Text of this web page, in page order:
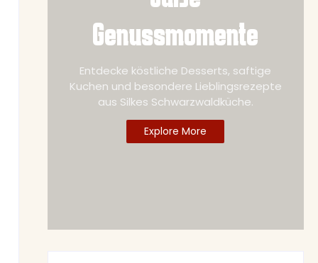
Genussmomente
Entdecke köstliche Desserts, saftige
Kuchen und besondere Lieblingsrezepte
aus Silkes Schwarzwaldküche.
Explore More